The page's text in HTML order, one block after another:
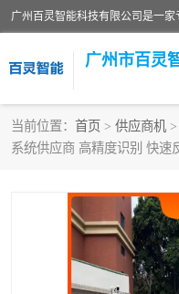
广州市百灵
当前位置： 首页 > 供应商机 >
系统供应商 高精度识别 快速
安防监控红外报警系统
人脸识别系统